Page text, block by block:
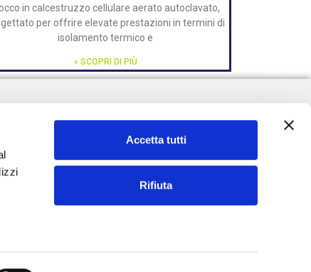
Accetta tutti
Rifiuta
in calcestruzzo cellulare aerato autoclavato,
per offrire elevate prestazioni in termini di
isolamento termico e
» SCOPRI DI PIÙ
0492328794